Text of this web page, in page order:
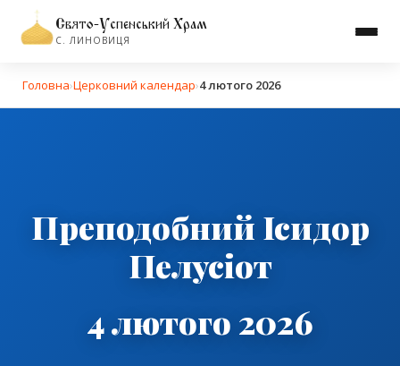
Свято-Успенський Храм
С. ЛИНОВИЦЯ
Головна›Церковний календар›4 лютого 2026
Преподобний Ісидор
Пелусіот
4 лютого 2026